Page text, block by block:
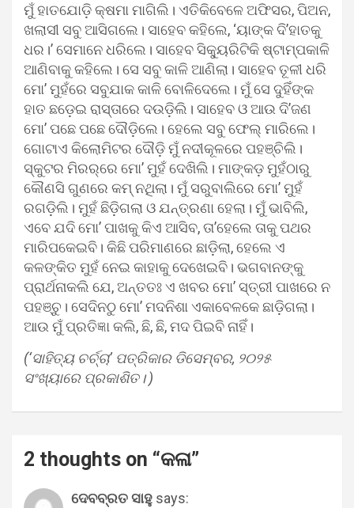
ମୁଁ ହାତଯୋଡ଼ି କ୍ଷମା ମାଗିଲି। ଏତିକିବେଳେ ଅଫିସର, ପିଅନ,
ଖଲାସୀ ସବୁ ଆସିଗଲେ। ସାହେବ କହିଲେ, ‘ୟାଙ୍କ ଦି’ହାତକୁ
ଧର।’ ସେମାନେ ଧରିଲେ। ସାହେବ ସିକ୍ୟୁରିଟିକି ଷ୍ଟାମ୍ପକାଳି
ଆଣିବାକୁ କହିଲେ। ସେ ସବୁ କାଳି ଆଣିଲା। ସାହେବ ତୂଳୀ ଧରି
ମୋ’ ମୁହଁରେ ସବୁଯାକ କାଳି ବୋଳିଦେଲେ। ମୁଁ ସେ ଦୁହିଁଙ୍କ
ହାତ ଛଡ଼େଇ ରାସ୍ତାରେ ଦଉଡ଼ିଲି। ସାହେବ ଓ ଆଉ ଦି’ଜଣ
ମୋ’ ପଛେ ପଛେ ଦୌଡ଼ିଲେ। ହେଲେ ସବୁ ଫେଲ୍ ମାରିଲେ।
ଗୋଟାଏ କିଲୋମିଟର ଦୌଡ଼ି ମୁଁ ନଦୀକୂଳରେ ପହଞ୍ଚିଲି।
ସ୍କୁଟର ମିରର୍‌ରେ ମୋ’ ମୁହଁ ଦେଖିଲି। ମାଙ୍କଡ଼ ମୁହଁଠାରୁ
କୌଣସି ଗୁଣରେ କମ୍ ନଥିଲା। ମୁଁ ସରୁବାଲିରେ ମୋ’ ମୁହଁ
ରଗଡ଼ିଲି। ମୁହଁ ଛିଡ଼ିଗଲା ଓ ଯନ୍ତ୍ରଣା ହେଲା। ମୁଁ ଭାବିଲି,
ଏବେ ଯଦି ମୋ’ ପାଖକୁ କିଏ ଆସିବ, ତା’ହେଲେ ତାକୁ ପଥର
ମାରିପକେଇବି। କିଛି ପରିମାଣରେ ଛାଡ଼ିଲା, ହେଲେ ଏ
କଳଙ୍କିତ ମୁହଁ ନେଇ କାହାକୁ ଦେଖେଇବି। ଭଗବାନଙ୍କୁ
ପ୍ରାର୍ଥନାକଲି ଯେ, ଅନ୍ତତଃ ଏ ଖବର ମୋ’ ସ୍ତ୍ରୀ ପାଖରେ ନ
ପହଞ୍ଚୁ। ସେଦିନଠୁ ମୋ’ ମଦନିଶା ଏକାବେଳକେ ଛାଡ଼ିଗଲା।
ଆଉ ମୁଁ ପ୍ରତିଜ୍ଞା କଲି, ଛି, ଛି, ମଦ ପିଇବି ନାହିଁ।
(‘ସାହିତ୍ୟ ଚର୍ଚ୍ଚା’ ପତ୍ରିକାର ଡିସେମ୍ବର, ୨୦୨୫
ସଂଖ୍ୟାରେ ପ୍ରକାଶିତ। )
2 thoughts on “କଳା”
ଦେବବ୍ରତ ସାହୁ says: